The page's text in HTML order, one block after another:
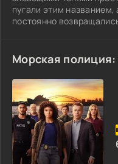
пугали этим названием,
постоянно
многообразный город.
Морская